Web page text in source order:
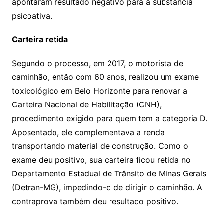
psicoativa.
Carteira retida
Segundo o processo, em 2017, o motorista de
caminhão, então com 60 anos, realizou um exame
toxicológico em Belo Horizonte para renovar a
Carteira Nacional de Habilitação (CNH),
procedimento exigido para quem tem a categoria D.
Aposentado, ele complementava a renda
transportando material de construção. Como o
exame deu positivo, sua carteira ficou retida no
Departamento Estadual de Trânsito de Minas Gerais
(Detran-MG), impedindo-o de dirigir o caminhão. A
contraprova também deu resultado positivo.